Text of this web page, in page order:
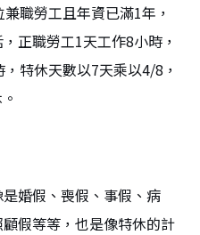
職勞工且年資已滿1年，
正職勞工1天工作8小時，
特休天數以7天乘以4/8，
婚假、喪假、事假、病
假等等，也是像特休的計